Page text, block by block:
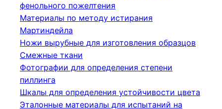
фенольного пожелтения
Материалы по методу истирания
Мартиндейла
Ножи вырубные для изготовления образцов
Смежные ткани
Фотографии для определения степени
пиллинга
Шкалы для определения устойчивости цвета
Эталонные материалы для испытаний на